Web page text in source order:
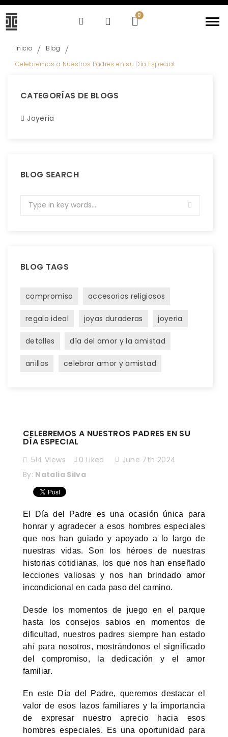
Inicio
Blog
Celebremos a Nuestros Padres en su Día Especial
CATEGORÍAS DE BLOGS
Joyería
BLOG SEARCH
BLOG TAGS
compromiso accesorios religiosos
regalo ideal joyas duraderas joyeria
detalles día del amor y la amistad
anillos celebrar amor y amistad
CELEBREMOS A NUESTROS PADRES EN SU
DÍA ESPECIAL
514Views 0 Liked
June 7th 2024
By: Natalia Silva
El Día del Padre es una ocasión única para
honrar y agradecer a esos hombres especiales
que nos han guiado y apoyado a lo largo de
nuestras vidas. Son los héroes de nuestras
historias cotidianas, los que nos han enseñado
lecciones valiosas y nos han brindado amor
incondicional en cada paso del camino.
Desde los momentos de juego en el parque
hasta los consejos sabios en momentos de
dificultad, nuestros padres siempre han estado
ahí para nosotros, mostrándonos el significado
del compromiso, la dedicación y el amor
familiar.
En este Día del Padre, queremos destacar el
valor de esos lazos familiares y la importancia
de expresar nuestro aprecio hacia esos
hombres especiales. Es una oportunidad para